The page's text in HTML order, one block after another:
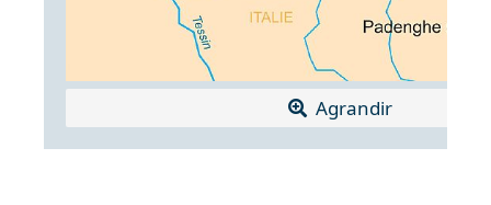
Agrandir